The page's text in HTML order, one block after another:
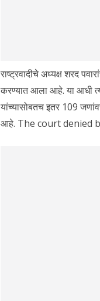
राष्ट्रवादीचे अध्यक्ष शरद
करण्यात आला आहे. या आधी
यांच्यासोबतच इतर 109
आहे. The court denied